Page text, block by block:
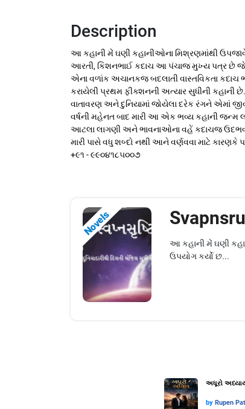
Description
આ કહાની મેં ઘણી કહાનીઓના મિશ્રણમાંથી
આરતી, કિશનભાઈ કદાચ આ પંચાજ મુખ્ય પત્ર છે
એના વળાંક અચાનકજ બદલાતી વાસ્તવિકતા કદાચ
કરાયેલી પ્રથમ ફીક્શનની અત્યાર સુધીની કહાની
વાતાવરણ અને દુનિયામાં જોયેલા દરેક રંગને એમાં
વર્ષની મહેનત બાદ મારી આ એક ભવ્ય કહાની જન્મ
આટલા લાગણી અને ભાવનાઓના વહેં કદાચજ
મારી પાસે વધુ શબ્દો નથી આને વર્ણવવા માટે
+૯૧ - ૯૯૦૪૧૮૫૦૦૭
Novels
આ કહાની મેં ઘણી
ઉપયોગ કર્યો છ...
અધૂરો
by Rupen